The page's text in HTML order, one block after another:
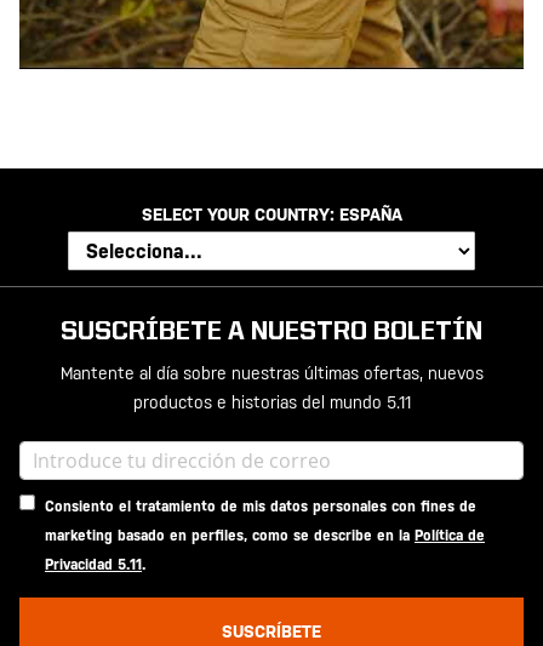
SELECT YOUR COUNTRY: ESPAÑA
SUSCRÍBETE A NUESTRO BOLETÍN
Mantente al día sobre nuestras últimas ofertas, nuevos
productos e historias del mundo 5.11
Consiento el tratamiento de mis datos personales con fines de
marketing basado en perfiles, como se describe en la Política de
Privacidad 5.11.
SUSCRÍBETE